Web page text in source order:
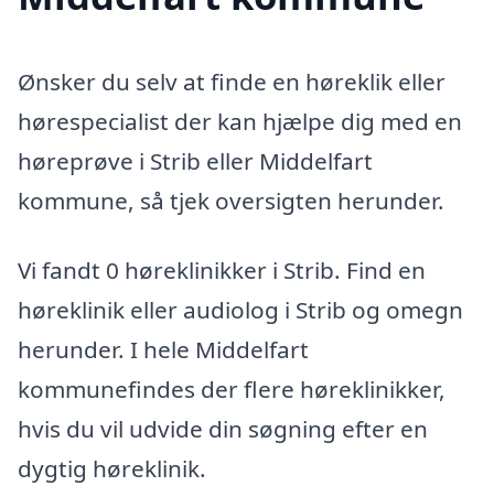
Ønsker du selv at finde en høreklik eller
hørespecialist der kan hjælpe dig med en
høreprøve i Strib eller Middelfart
kommune, så tjek oversigten herunder.
Vi fandt 0 høreklinikker i Strib. Find en
høreklinik eller audiolog i Strib og omegn
herunder. I hele Middelfart
kommunefindes der flere høreklinikker,
hvis du vil udvide din søgning efter en
dygtig høreklinik.